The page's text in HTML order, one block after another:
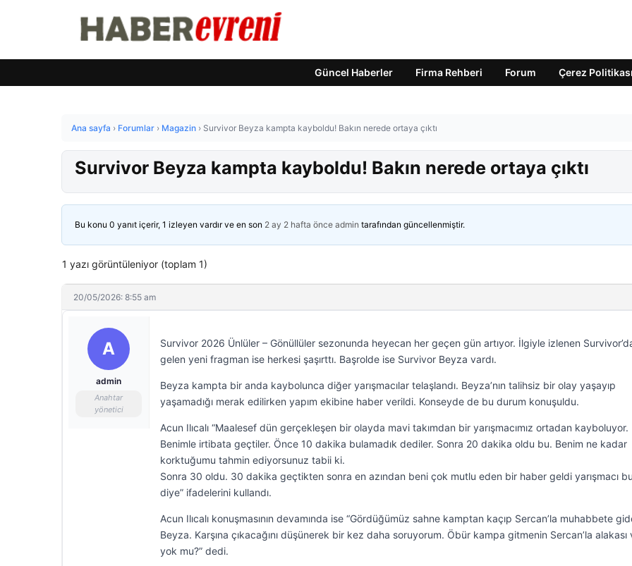
Güncel Haberler Firma Rehberi Forum Çerez Politikası
Ana sayfa › Forumlar › Magazin › Survivor Beyza kampta kayboldu! Bakın nerede ortaya çıktı
Survivor Beyza kampta kayboldu! Bakın nerede ortaya çıktı
Bu konu 0 yanıt içerir, 1 izleyen vardır ve en son 2 ay 2 hafta önce admin tarafından güncellenmiştir.
1 yazı görüntüleniyor (toplam 1)
20/05/2026: 8:55 am
A
admin
Anahtar
yönetici
Survivor 2026 Ünlüler – Gönüllüler sezonunda heyecan her geçen gün artıyor. İlgiyle izlenen
gelen yeni fragman ise herkesi şaşırttı. Başrolde ise Survivor Beyza vardı.
Beyza kampta bir anda kaybolunca diğer yarışmacılar telaşlandı. Beyza’nın talihsiz bir olay yaşayıp
yaşamadığı merak edilirken yapım ekibine haber verildi. Konseyde de bu durum konuşuldu.
Acun Ilıcalı “Maalesef dün gerçekleşen bir olayda mavi takımdan bir yarışmacımız ortadan kayboluyor.
Benimle irtibata geçtiler. Önce 10 dakika bulamadık dediler. Sonra 20 dakika oldu bu. Benim ne kadar
korktuğumu tahmin ediyorsunuz tabii ki.
Sonra 30 oldu. 30 dakika geçtikten sonra en azından beni çok mutlu eden bir haber geldi yarışmacı
diye” ifadelerini kullandı.
Acun Ilıcalı konuşmasının devamında ise “Gördüğümüz sahne kamptan kaçıp Sercan’la muhabbete
Beyza. Karşına çıkacağını düşünerek bir kez daha soruyorum. Öbür kampa gitmenin Sercan’la alakası
yok mu?” dedi.